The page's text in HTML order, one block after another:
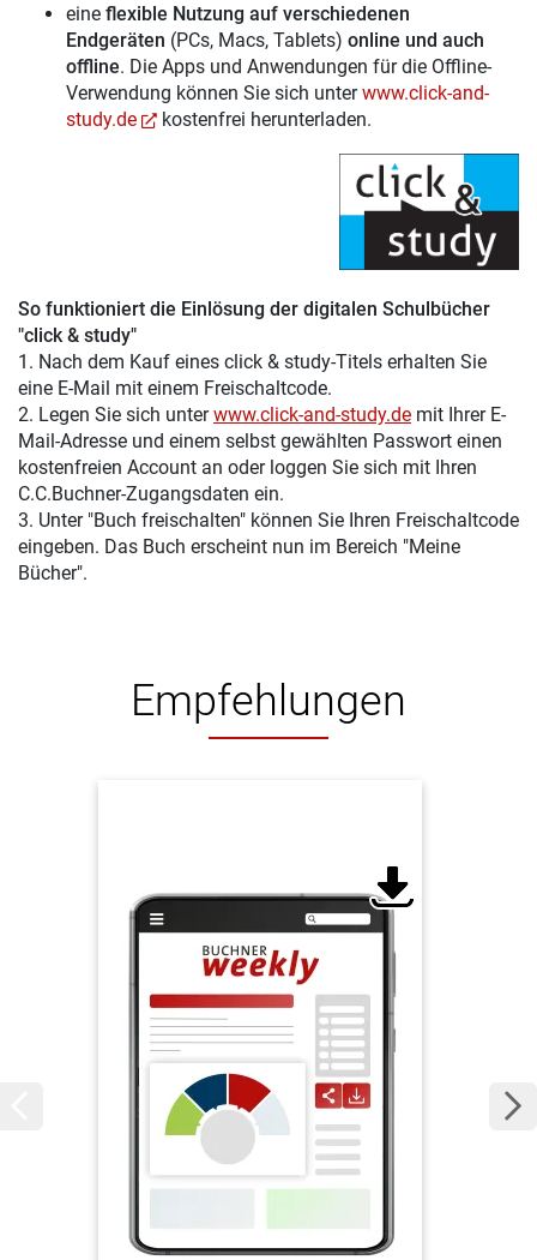
eine flexible Nutzung auf verschiedenen
Endgeräten (PCs, Macs, Tablets) online und auch
offline. Die Apps und Anwendungen für die Offline-
Verwendung können Sie sich unterwww.click-and-
study.de
kostenfrei herunterladen.
So funktioniert die Einlösung der digitalen Schulbücher
"click & study"
1. Nach dem Kauf eines click & study-Titels erhalten Sie
eine E-Mail mit einem Freischaltcode.
2. Legen Sie sich unterwww.click-and-study.de mit Ihrer E-
Mail-Adresse und einem selbst gewählten Passwort einen
kostenfreien Account an oder loggen Sie sich mit Ihren
C.C.Buchner-Zugangsdaten ein.
3. Unter "Buch freischalten" können Sie Ihren Freischaltcode
eingeben. Das Buch erscheint nun im Bereich "Meine
Bücher".
Empfehlungen